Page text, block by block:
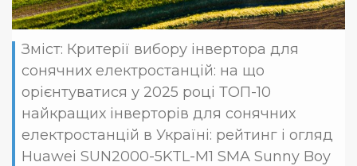
Зміст: Критерії вибору інвертора для
сонячних електростанцій: на що
орієнтуватися у 2025 році ТОП-10
найкращих інверторів для сонячних
електростанцій в Україні: рейтинг і огляд
Huawei SUN2000-5KTL-M1 SMA Sunny Boy